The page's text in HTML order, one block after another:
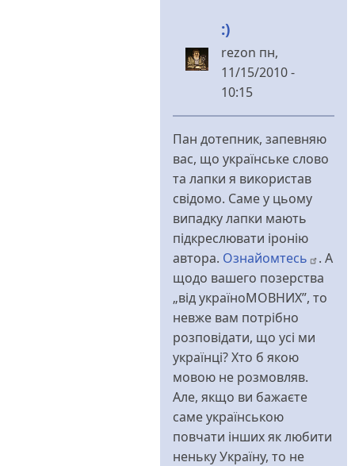
:)
rezon пн,
11/15/2010 -
10:15
У
Обурюєтесь
українське
без
від
perebendya
Пан дотепник, запевняю
вас, що українське слово
та лапки я використав
свідомо. Саме у цьому
випадку лапки мають
підкреслювати іронію
автора. Ознайомтесь
. А
щодо вашего позерства
„від україноМОВНИХ”, то
невже вам потрібно
розповідати, що усі ми
українці? Хто б якою
мовою не розмовляв.
Але, якщо ви бажаєте
саме українською
повчати інших як любити
неньку Україну, то не